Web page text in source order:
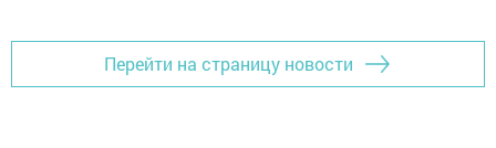
Перейти на страницу новости